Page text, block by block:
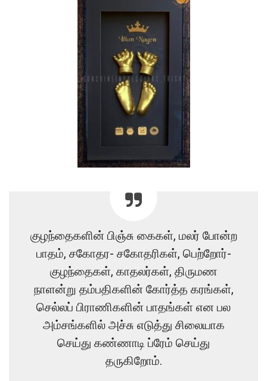
குழந்தைகளின் பிஞ்சு கைகள், மலர் போன்ற
பாதம், சகோதர- சகோதரிகள், பெற்றோர்-
குழந்தைகள், காதலர்கள், திருமண
நாளன்று தம்பதிகளின் கோர்த்த கரங்கள்,
செல்லப் பிராணிகளின் பாதங்கள் என பல
அம்சங்களில் அச்சு எடுத்து சிலையாக
செய்து கண்ணாடி ப்ரேம் செய்து
தருகிறோம்.